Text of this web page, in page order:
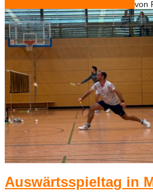
von
Auswärtsspieltag in